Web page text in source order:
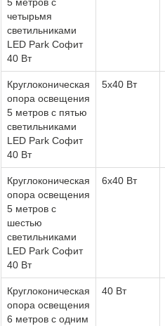
четырьмя
светильниками
LED Park Софит
40 Вт
Круглоконическая
опора освещения
5 метров с пятью
светильниками
LED Park Софит
40 Вт
5x40 Вт
Круглоконическая
опора освещения
5 метров с
шестью
светильниками
LED Park Софит
40 Вт
6x40 Вт
Круглоконическая
опора освещения
6 метров с одним
40 Вт